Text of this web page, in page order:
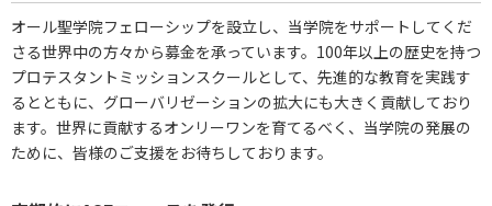
オール聖学院フェローシップを設立し、当学院をサポートしてくだ
さる世界中の方々から募金を承っています。100年以上の歴史を持つ
プロテスタントミッションスクールとして、先進的な教育を実践す
るとともに、グローバリゼーションの拡大にも大きく貢献しており
ます。世界に貢献するオンリーワンを育てるべく、当学院の発展の
ために、皆様のご支援をお待ちしております。